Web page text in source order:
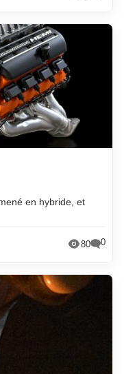
en hybride, et
80 0